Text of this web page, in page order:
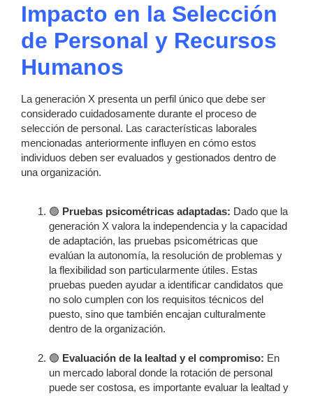
Impacto en la Selección
de Personal y Recursos
Humanos
La generación X presenta un perfil único que debe ser
considerado cuidadosamente durante el proceso de
selección de personal. Las características laborales
mencionadas anteriormente influyen en cómo estos
individuos deben ser evaluados y gestionados dentro de
una organización.
🟢 Pruebas psicométricas adaptadas: Dado que la
generación X valora la independencia y la capacidad
de adaptación, las pruebas psicométricas que
evalúan la autonomía, la resolución de problemas y
la flexibilidad son particularmente útiles. Estas
pruebas pueden ayudar a identificar candidatos que
no solo cumplen con los requisitos técnicos del
puesto, sino que también encajan culturalmente
dentro de la organización.
🟢 Evaluación de la lealtad y el compromiso: En
un mercado laboral donde la rotación de personal
puede ser costosa, es importante evaluar la lealtad y